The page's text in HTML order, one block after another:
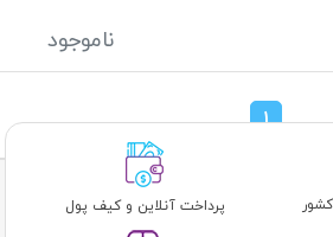
ناموجود
1
پرداخت آنلاین و کیف پول